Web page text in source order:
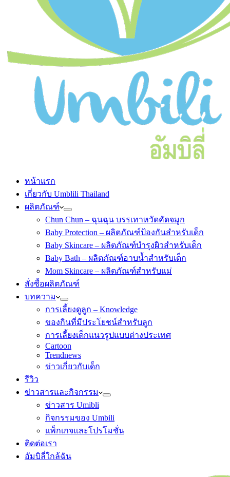
หน้าแรก
เกี่ยวกับ Umblili Thailand
ผลิตภัณฑ์
Chun Chun – ฉุนฉุน บรรเทาหวัดคัดจมูก
Baby Protection – ผลิตภัณฑ์ป้องกันสำหรับเด็ก
Baby Skincare – ผลิตภัณฑ์บำรุงผิวสำหรับเด็ก
Baby Bath – ผลิตภัณฑ์อาบน้ำสำหรับเด็ก
Mom Skincare – ผลิตภัณฑ์สำหรับแม่
สั่งซื้อผลิตภัณฑ์
บทความ
การเลี้ยงดูลูก – Knowledge
ของกินที่มีประโยชน์สำหรับลูก
การเลี้ยงเด็กแนวรูปแบบต่างประเทศ
Cartoon
Trendnews
ข่าวเกี่ยวกับเด็ก
รีวิว
ข่าวสารและกิจกรรม
ข่าวสาร Umibli
กิจกรรมของ Umbili
แพ็กเกจและโปรโมชั่น
ติดต่อเรา
อัมบิลี่ใกล้ฉัน